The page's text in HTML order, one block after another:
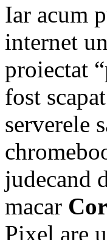
Iar acum
internet
proiectat
fost
serverele
judecand
macar
Pixel are